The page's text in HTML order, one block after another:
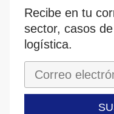
Recibe en tu
sector, casos
logística.